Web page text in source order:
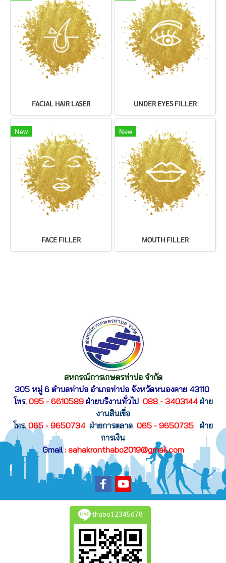
FACIAL HAIR LASER UNDER EYES FILLER
New
FACE FILLER
New
MOUTH FILLER
สหกรณ์การเกษตรท่าบ่อ จำกัด
305 หมู่ 6 ตำบลท่าบ่อ อำเภอท่าบ่อ จังหวัดหนองคาย 43110
โทร. 095 - 6610589 ฝ่ายบริงานทั่วไป 088 - 3403144 ฝ่าย
งานสินเขื่อ
โทร.065 - 9650734 ฝ่ายการตลาด 065 - 9650735 ฝ่าย
การเงิน
Gmail: sahakronthabo2019@gmail.com
thabo12345678